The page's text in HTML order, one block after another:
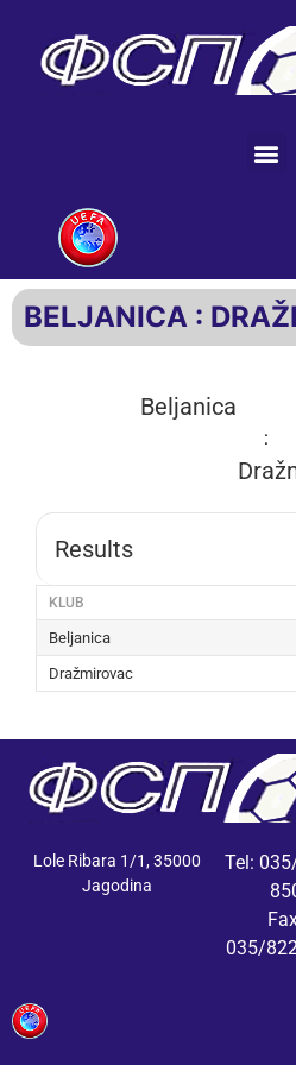
BELJANICA :
Beljanica
:
Results
KLUB
Beljanica
Dražmirovac
Lole Ribara 1/1, 35000
Jagodina
Tel:
035/